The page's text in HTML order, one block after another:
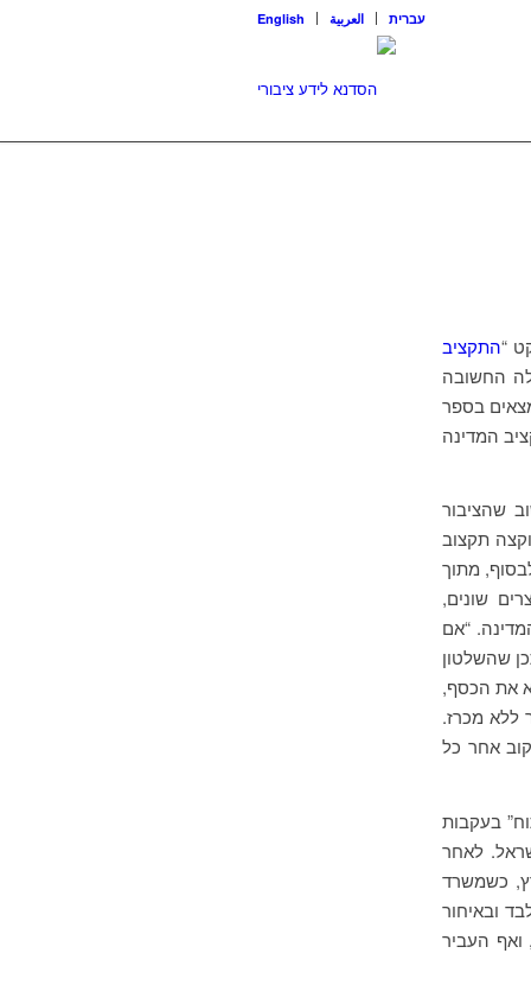
English العربية עברית
“התקציב
החשובה
בספר
המדינה
שהציבור
תקצוב
מתוך
שונים,
“אם
שהשלטון
את הכסף,
ללא מכרז.
אחר כל
בעקבות
ישראל. לאחר
כשמשרד
ובאיחור
העביר